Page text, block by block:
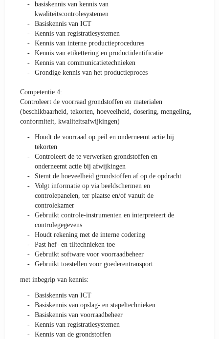
basiskennis van kennis van
kwaliteitscontrolesystemen
Basiskennis van ICT
Kennis van registratiesystemen
Kennis van interne productieprocedures
Kennis van etikettering en productidentificatie
Kennis van communicatietechnieken
Grondige kennis van het productieproces
Competentie 4:
Controleert de voorraad grondstoffen en materialen
(beschikbaarheid, tekorten, hoeveelheid, dosering, mengeling,
conformiteit, kwaliteitsafwijkingen)
Houdt de voorraad op peil en onderneemt actie bij
tekorten
Controleert de te verwerken grondstoffen en
onderneemt actie bij afwijkingen
Stemt de hoeveelheid grondstoffen af op de opdracht
Volgt informatie op via beeldschermen en
controlepanelen, ter plaatse en/of vanuit de
controlekamer
Gebruikt controle-instrumenten en interpreteert de
controlegegevens
Houdt rekening met de interne codering
Past hef- en tiltechnieken toe
Gebruikt software voor voorraadbeheer
Gebruikt toestellen voor goederentransport
met inbegrip van kennis:
Basiskennis van ICT
Basiskennis van opslag- en stapeltechnieken
Basiskennis van voorraadbeheer
Kennis van registratiesystemen
Kennis van de grondstoffen